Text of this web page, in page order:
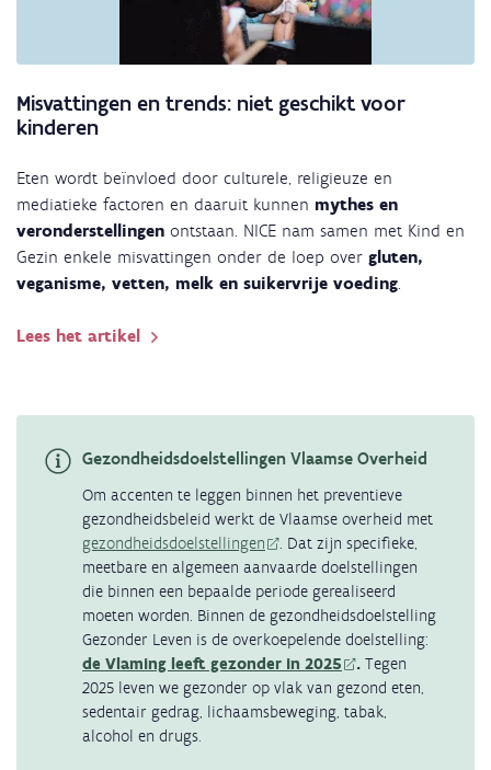
Misvattingen en trends: niet geschikt voor
kinderen
Eten wordt beïnvloed door culturele, religieuze en
mediatieke factoren en daaruit kunnen mythes en
veronderstellingen ontstaan. NICE nam samen met Kind en
Gezin enkele misvattingen onder de loep over gluten,
veganisme, vetten, melk en suikervrije voeding
Lees het artikel
Gezondheidsdoelstellingen Vlaamse Overheid
Om accenten te leggen binnen het preventieve
gezondheidsbeleid werkt de Vlaamse overheid met
gezondheidsdoelstellingen
. Dat zijn specifieke,
meetbare en algemeen aanvaarde doelstellingen
die binnen een bepaalde periode gerealiseerd
moeten worden. Binnen de gezondheidsdoelstelling
Gezonder Leven is de overkoepelende doelstelling:
de Vlaming leeft gezonder in 2025
.Tegen
2025 leven we gezonder op vlak van gezond eten,
sedentair gedrag, lichaamsbeweging, tabak,
alcohol en drugs.